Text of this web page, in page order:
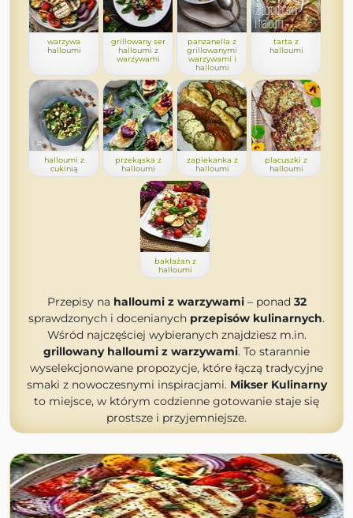
warzywa
halloumi
grillowany ser
halloumi z
warzywami
panzanella z
grillowanymi
warzywami i
halloumi
tarta z
halloumi
halloumi z
cukinią
przekąska z
halloumi
zapiekanka z
halloumi
placuszki z
halloumi
bakłażan z
halloumi
Przepisy na halloumi z warzywami– ponad 32
sprawdzonych i docenianych przepisów kulinarnych.
Wśród najczęściej wybieranych znajdziesz m.in.
grillowany halloumi z warzywami. To starannie
wyselekcjonowane propozycje, które łączą tradycyjne
smaki z nowoczesnymi inspiracjami. Mikser Kulinarny
to miejsce, w którym codzienne gotowanie staje się
prostsze i przyjemniejsze.